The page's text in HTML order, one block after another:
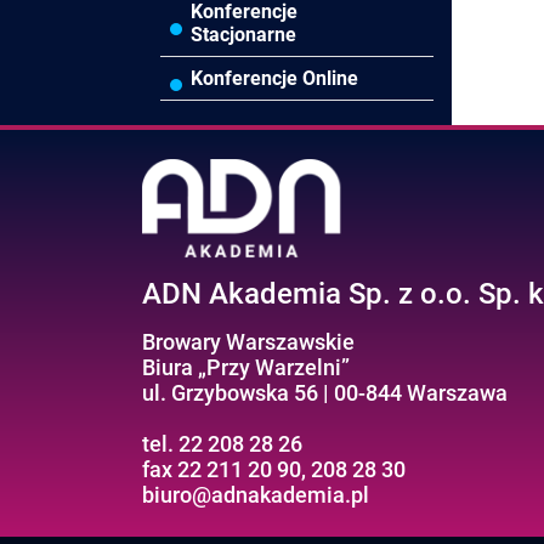
Efektywność
osobista//Wellbeing
Konferencje
Stacjonarne
Konferencje Online
ADN Akademia Sp. z o.o. Sp.
Browary Warszawskie
Biura „Przy Warzelni”
ul. Grzybowska 56 | 00-844 Warszawa
tel. 22 208 28 26
fax 22 211 20 90, 208 28 30
biuro@adnakademia.pl